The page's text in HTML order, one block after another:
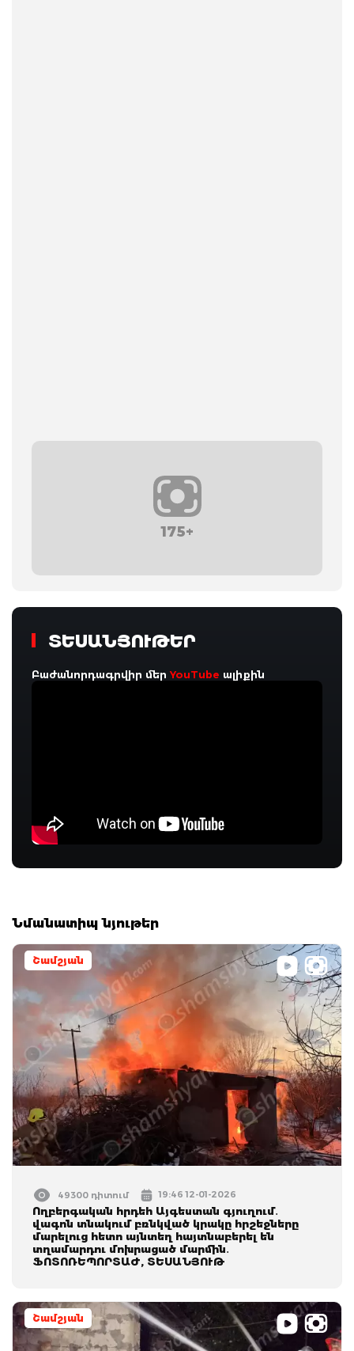
175+
ՏԵՍԱՆՅՈՒԹԵՐ
Բաժանորդագրվիր մերYouTube ալիքին
Նմանատիպ նյութեր
Շամշյան
49300 դիտում 19:46 12-01-2026
Ողբերգական հրդեհ Այգեստան գյուղում․
վագոն տնակում բռնկված կրակը հրշեջները
մարելուց հետո այնտեղ հայտնաբերել են
տղամարդու մոխրացած մարմին․
ՖՈՏՈՌԵՊՈՐՏԱԺ, ՏԵՍԱՆՅՈՒԹ
Շամշյան